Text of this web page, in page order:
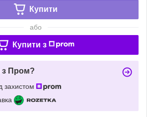
Купити
або
Купити з
з Пром?
захистом